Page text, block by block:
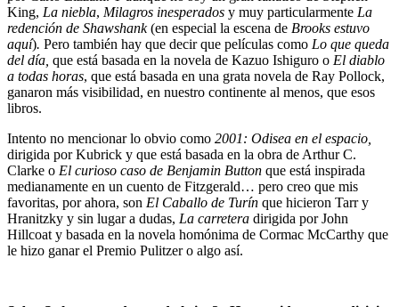
King, La niebla, Milagros inesperados y muy particularmente La
redención de Shawshank(en especial la escena de Brooks estuvo
aquí). Pero también hay que decir que películas como Lo que queda
del día, que está basada en la novela de Kazuo Ishiguro o El diablo
a todas horas, que está basada en una grata novela de Ray Pollock,
ganaron más visibilidad, en nuestro continente al menos, que esos
libros.
Intento no mencionar lo obvio como 2001: Odisea en el espacio,
dirigida por Kubrick y que está basada en la obra de Arthur C.
Clarke o El curioso caso de Benjamin Button que está inspirada
medianamente en un cuento de Fitzgerald… pero creo que mis
favoritas, por ahora, son El Caballo de Turín que hicieron Tarr y
Hranitzky y sin lugar a dudas, La carretera dirigida por John
Hillcoat y basada en la novela homónima de Cormac McCarthy que
le hizo ganar el Premio Pulitzer o algo así.